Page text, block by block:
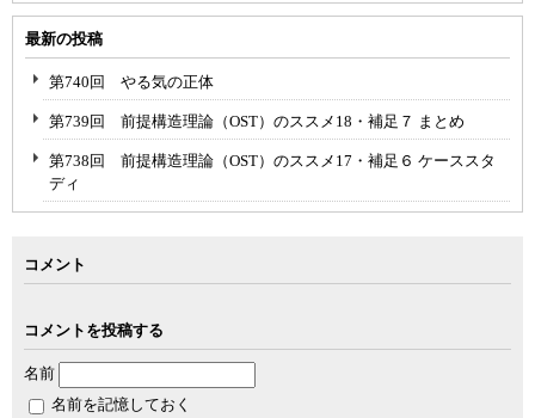
最新の投稿
第740回 やる気の正体
第739回 前提構造理論（OST）のススメ18・補足７ まとめ
第738回 前提構造理論（OST）のススメ17・補足６ ケーススタ
ディ
コメント
コメントを投稿する
名前
名前を記憶しておく